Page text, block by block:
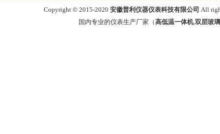
Copyright © 2015-2020 安徽普利仪器仪表科技有限公司 All
国内专业的仪表生产厂家（高低温一体机,双层玻